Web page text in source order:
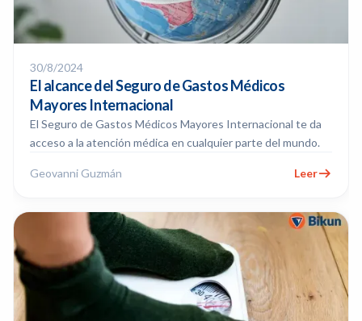
30/8/2024
El alcance del Seguro de Gastos Médicos
Mayores Internacional
El Seguro de Gastos Médicos Mayores Internacional te da
acceso a la atención médica en cualquier parte del mundo.
Geovanni Guzmán Leer